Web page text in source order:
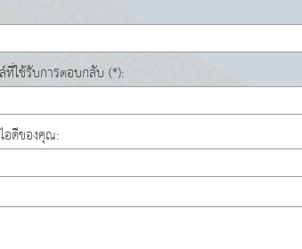
ที่ใช้รับการตอบกลับ (*):
อดีของคุณ: